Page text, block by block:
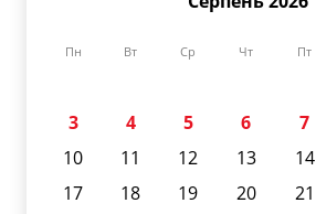
Пн Вт Ср Чт Пт
3
4 5 6 7
10
11 12 13 14
17
18 19 20 21